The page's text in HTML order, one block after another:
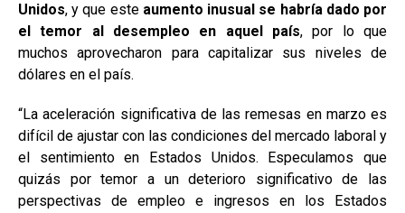
Unidos, y que este aumento inusual se habría dado por
el temor al desempleo en aquel país, por lo que
muchos aprovecharon para capitalizar sus niveles de
dólares en el país.
“La aceleración significativa de las remesas en marzo es
difícil de ajustar con las condiciones del mercado laboral y
el sentimiento en Estados Unidos. Especulamos que
quizás por temor a un deterioro significativo de las
perspectivas de empleo e ingresos en los Estados